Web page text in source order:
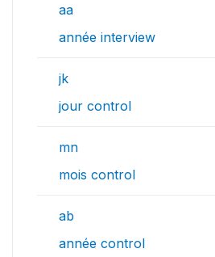
aa
année interview
jk
jour control
mn
mois control
ab
année control